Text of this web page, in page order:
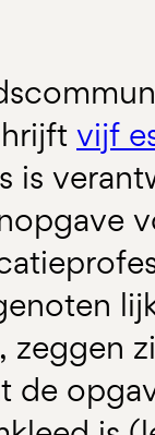
vijf
is
de